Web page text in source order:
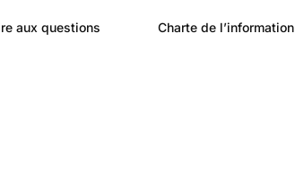
aux questions Charte de l’information